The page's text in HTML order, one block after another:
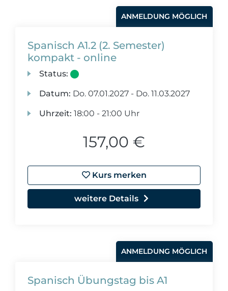
ANMELDUNG MÖGLICH
Spanisch A1.2 (2. Semester)
kompakt - online
Status:
Datum: Do. 07.01.2027 - Do. 11.03.2027
Uhrzeit: 18:00 - 21:00 Uhr
157,00 €
Kurs merken
weitere Details
ANMELDUNG MÖGLICH
Spanisch Übungstag bis A1